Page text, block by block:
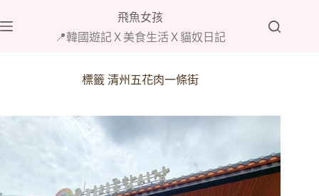
至
飛魚女孩
📍韓國遊記Ｘ美食生活Ｘ貓奴日記
標籤 清州五花肉一條街